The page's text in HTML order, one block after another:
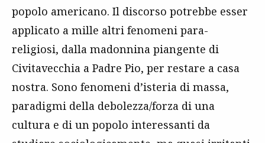
popolo americano. Il discorso potrebbe esser
applicato a mille altri fenomeni para-
religiosi, dalla madonnina piangente di
Civitavecchia a Padre Pio, per restare a casa
nostra. Sono fenomeni d’isteria di massa,
paradigmi della debolezza/forza di una
cultura e di un popolo interessanti da